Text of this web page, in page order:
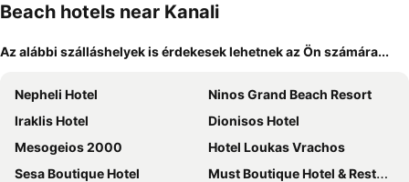
Beach hotels near Kanali
Az alábbi szálláshelyek is érdekesek lehetnek az Ön számára...
Nepheli Hotel
Ninos Grand Beach Resort
Iraklis Hotel
Dionisos Hotel
Mesogeios 2000
Hotel Loukas Vrachos
Sesa Boutique Hotel
Must Boutique Hotel & Restaurant